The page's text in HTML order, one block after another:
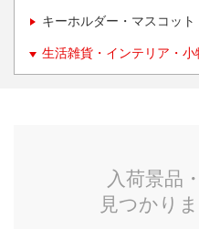
キーホルダー・マスコッ
生活雑貨・インテリア・小